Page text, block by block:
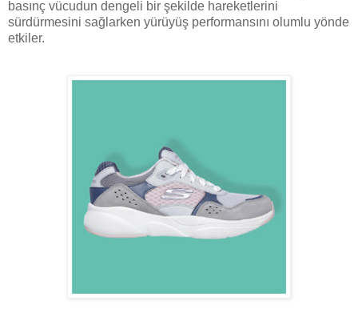
basınç vücudun dengeli bir şekilde hareketlerini
sürdürmesini sağlarken yürüyüş performansını olumlu yönde
etkiler.